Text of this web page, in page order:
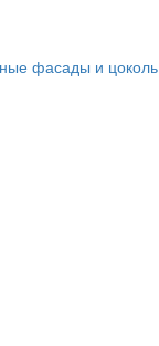
фасады и цоколь